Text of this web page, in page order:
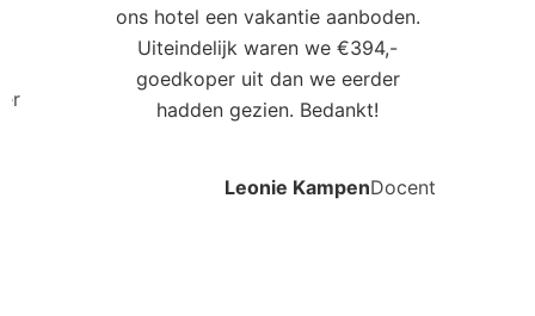
ons hotel een vakantie aanboden.
Uiteindelijk waren we €394,-
goedkoper uit dan we eerder
hadden gezien. Bedankt!
Leonie KampenDocent